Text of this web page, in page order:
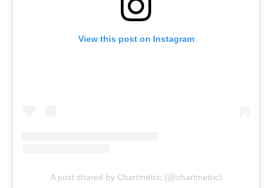
View this post on Instagram
A post shared by Chartmetric (@chartmetric)